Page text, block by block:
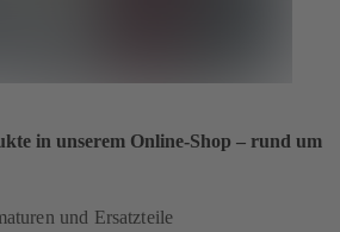
in unserem Online-Shop – rund um
und Ersatzteile